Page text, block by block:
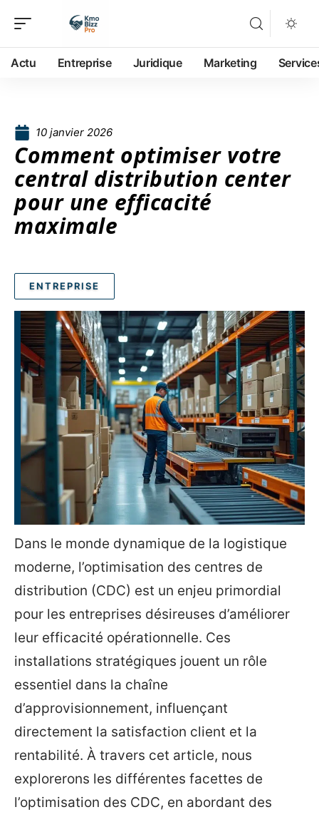
Actu Entreprise Juridique Marketing
10 janvier 2026
Comment optimiser votre
central distribution center
pour une efficacité
maximale
ENTREPRISE
Dans le monde dynamique de la logistique
moderne, l’optimisation des centres de
distribution (CDC) est un enjeu primordial
pour les entreprises désireuses d’améliorer
leur efficacité opérationnelle. Ces
installations stratégiques jouent un rôle
essentiel dans la chaîne
d’approvisionnement, influençant
directement la satisfaction client et la
rentabilité. À travers cet article, nous
explorerons les différentes facettes de
l’optimisation des CDC, en abordant des